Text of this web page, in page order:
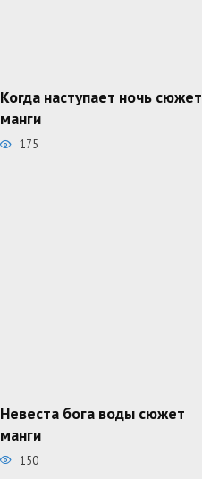
Когда наступает ночь сюжет
манги
175
Невеста бога воды сюжет
манги
150